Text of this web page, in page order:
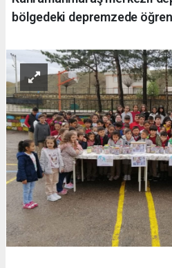
bölgedeki depremzede